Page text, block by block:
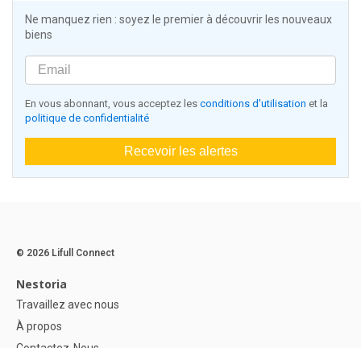
Ne manquez rien : soyez le premier à découvrir les nouveaux
biens
En vous abonnant, vous acceptez les conditions d'utilisation et la
politique de confidentialité
Recevoir les alertes
© 2026 Lifull Connect
Nestoria
Travaillez avec nous
À propos